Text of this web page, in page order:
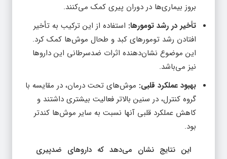
بروز بیماری‌ها در دوران پیری کمک می‌کنند.
تأخیر در رشد تومورها: استفاده از این ترکیب به تأخیر
افتادن رشد تومورهای کبد و طحال موش‌ها کمک کرد.
این موضوع نشان‌دهنده اثرات ضدسرطانی این داروها
نیز می‌باشد.
بهبود عملکرد قلبی: موش‌های تحت درمان، در مقایسه با
گروه کنترل، در سنین بالاتر فعالیت بیشتری داشتند و
کاهش عملکرد قلبی آنها نسبت به سایر موش‌ها کندتر
بود.
این نتایج نشان می‌دهد که داروهای ضدپیری